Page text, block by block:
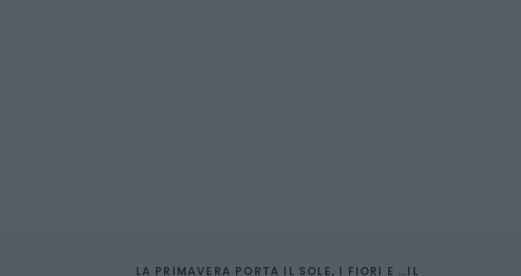
LA PRIMAVERA PORTA IL SOLE, I FIORI E …IL